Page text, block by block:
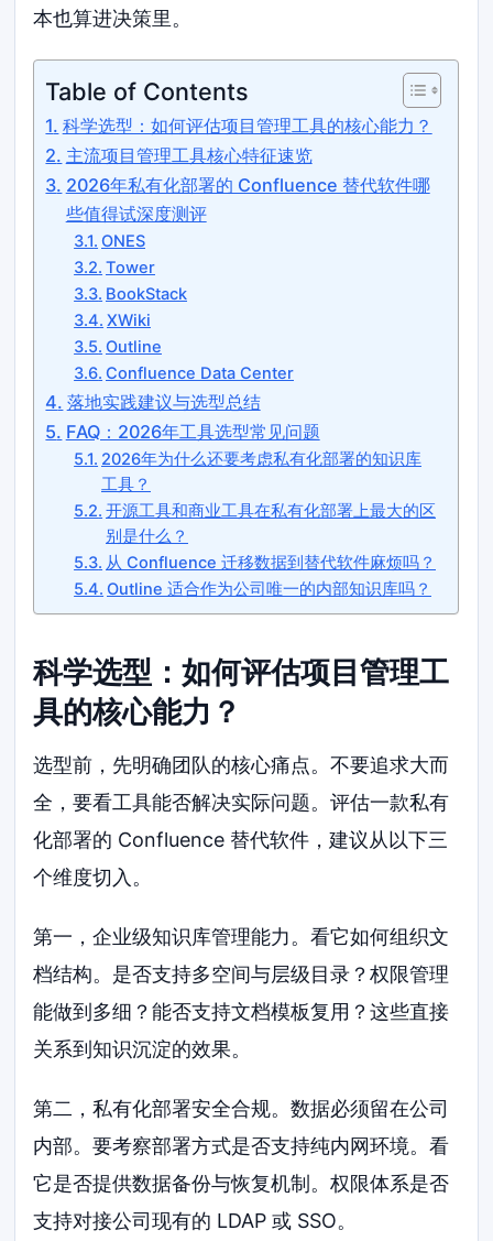
本也算进决策里。
Table of Contents
科学选型：如何评估项目管理工具的核心能力？
主流项目管理工具核心特征速览
2026年私有化部署的 Confluence 替代软件哪
些值得试深度测评
ONES
Tower
BookStack
XWiki
Outline
Confluence Data Center
落地实践建议与选型总结
FAQ：2026年工具选型常见问题
2026年为什么还要考虑私有化部署的知识库
工具？
开源工具和商业工具在私有化部署上最大的区
别是什么？
从 Confluence 迁移数据到替代软件麻烦吗？
Outline 适合作为公司唯一的内部知识库吗？
科学选型：如何评估项目管理工
具的核心能力？
选型前，先明确团队的核心痛点。不要追求大而
全，要看工具能否解决实际问题。评估一款私有
化部署的 Confluence 替代软件，建议从以下三
个维度切入。
第一，企业级知识库管理能力。看它如何组织文
档结构。是否支持多空间与层级目录？权限管理
能做到多细？能否支持文档模板复用？这些直接
关系到知识沉淀的效果。
第二，私有化部署安全合规。数据必须留在公司
内部。要考察部署方式是否支持纯内网环境。看
它是否提供数据备份与恢复机制。权限体系是否
支持对接公司现有的 LDAP 或 SSO。